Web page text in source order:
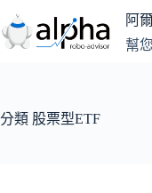
至
主
容
阿
幫
分類 股票型ETF